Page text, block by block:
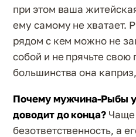
при этом ваша
ему самому не хватает.
рядом с кем можно не
собой и не прячьте свою
большинства она
Почему мужчина-Рыбы
доводит до конца? Чаще
безответственность, а